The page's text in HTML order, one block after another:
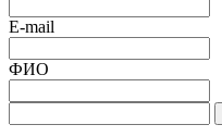
E-mail
ФИО